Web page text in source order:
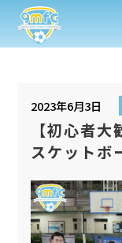
2023年6月3日
【初心者
スケットボ